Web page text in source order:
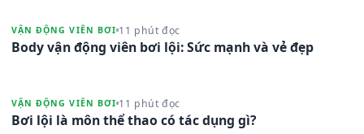
VẬN ĐỘNG VIÊN BƠI 11 phút đọc
Body vận động viên bơi lội: Sức mạnh và vẻ đẹp
VẬN ĐỘNG VIÊN BƠI 11 phút đọc
Bơi lội là môn thể thao có tác dụng gì?